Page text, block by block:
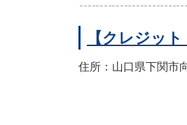
【クレジッ
住所：山口県下関市